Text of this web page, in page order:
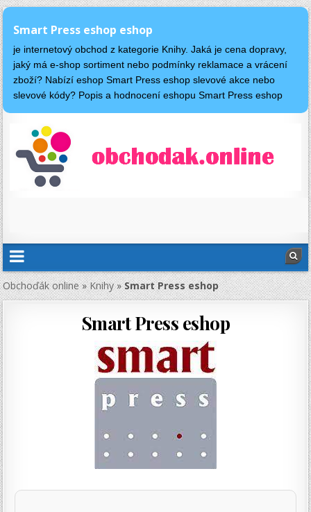
Smart Press eshop eshop
je internetový obchod z kategorie Knihy. Jaká je cena dopravy,
jaký má e-shop sortiment nebo podmínky reklamace a vrácení
zboží? Nabízí eshop Smart Press eshop slevové akce nebo
slevové kódy? Popis a hodnocení eshopu Smart Press eshop
Obchoďák online»Knihy»Smart Press eshop
Smart Press eshop